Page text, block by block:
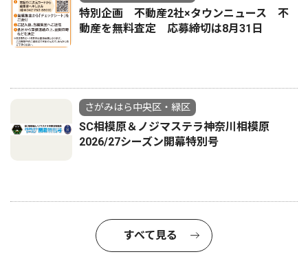
特別企画 不動産2社×タウンニュース 不
動産を無料査定 応募締切は8月31日
さがみはら中央区・緑区
SC相模原＆ノジマステラ神奈川相模原
2026/27シーズン開幕特別号
すべて見る